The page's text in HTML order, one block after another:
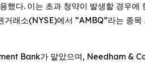
다. 이는 초과 청약이 발생할 경우
래소(NYSE)에서 “AMBQ”라는 종
Bank가 맡았으며, Needham &